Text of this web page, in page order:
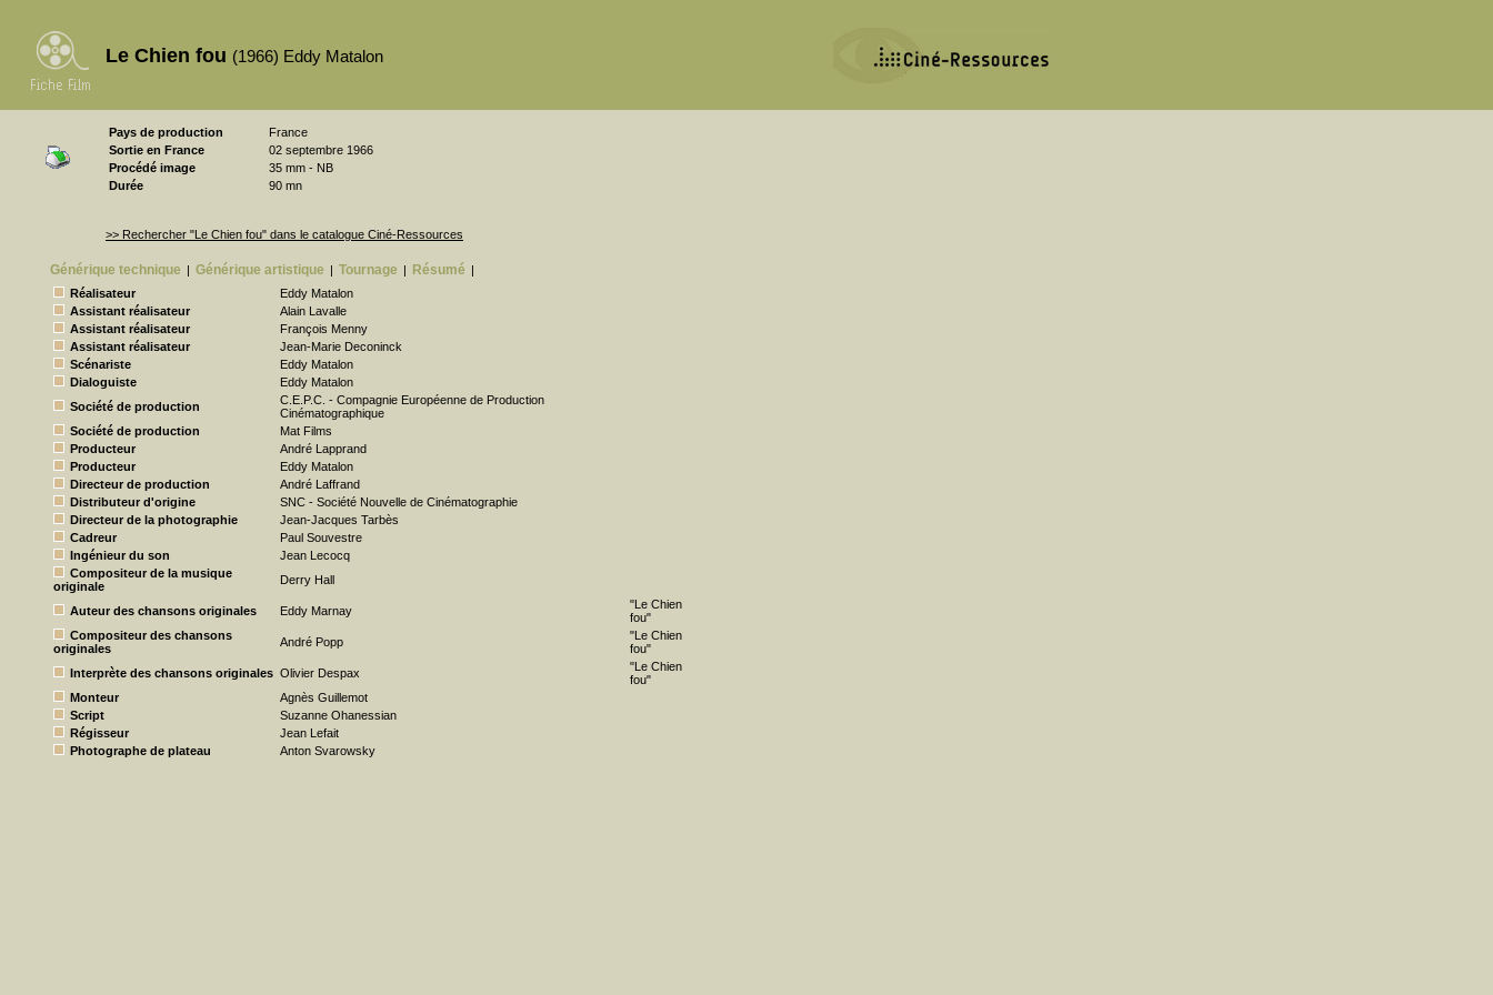
Le Chien fou (1966) Eddy Matalon
Pays de production
France
Sortie en France
02 septembre 1966
Procédé image
35 mm - NB
Durée
90 mn
>> Rechercher "Le Chien fou" dans le catalogue Ciné-Ressources
Générique technique | Générique artistique | Tournage | Résumé |
Réalisateur
Eddy Matalon
Assistant réalisateur
Alain Lavalle
Assistant réalisateur
François Menny
Assistant réalisateur
Jean-Marie Deconinck
Scénariste
Eddy Matalon
Dialoguiste
Eddy Matalon
Société de production
C.E.P.C. - Compagnie Européenne de Production
Cinématographique
Société de production
Mat Films
Producteur
André Lapprand
Producteur
Eddy Matalon
Directeur de production
André Laffrand
Distributeur d'origine
SNC - Société Nouvelle de Cinématographie
Directeur de la photographie
Jean-Jacques Tarbès
Cadreur
Paul Souvestre
Ingénieur du son
Jean Lecocq
Compositeur de la musique
originale
Derry Hall
Auteur des chansons originales Eddy Marnay
"Le Chien
fou"
Compositeur des chansons
originales
André Popp
"Le Chien
fou"
Interprète des chansons originales Olivier Despax
"Le Chien
fou"
Monteur
Agnès Guillemot
Script
Suzanne Ohanessian
Régisseur
Jean Lefait
Photographe de plateau
Anton Svarowsky